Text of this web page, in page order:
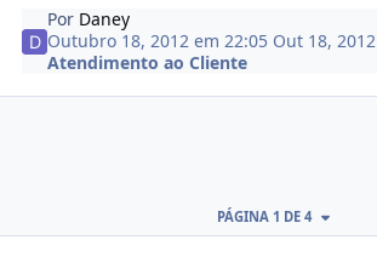
Por Daney
Outubro 18, 2012 em 22:05 Out 18, 2012
Atendimento ao Cliente
PÁGINA 1 DE 4